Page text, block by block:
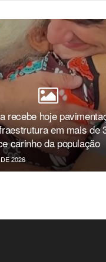
recebe hoje
em mais de
carinho da população
2026